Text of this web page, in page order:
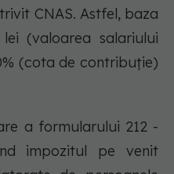
CNAS. Astfel, baza
(valoarea salariului
(cota de contribuție)
a formularului 212 -
impozitul pe venit